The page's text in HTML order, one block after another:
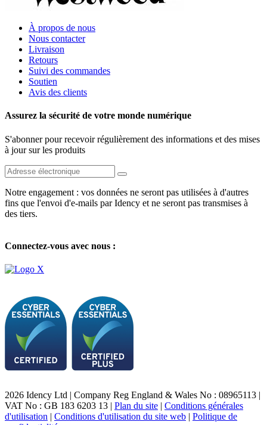
À propos de nous
Nous contacter
Livraison
Retours
Suivi des commandes
Soutien
Avis des clients
Assurez la sécurité de votre monde numérique
S'abonner pour recevoir régulièrement des informations et des mises
à jour sur les produits
Notre engagement : vos données ne seront pas utilisées à d'autres
fins que l'envoi d'e-mails par Idency et ne seront pas transmises à
des tiers.
Connectez-vous avec nous :
2026 Idency Ltd | Company Reg England & Wales No : 08965113 |
VAT No : GB 183 6203 13 | Plan du site | Conditions générales
d'utilisation | Conditions d'utilisation du site web | Politique de